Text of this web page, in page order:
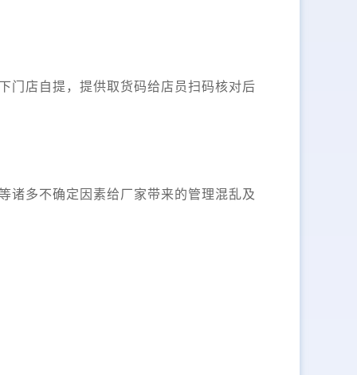
门店自提，提供取货码给店员扫码核对后
诸多不确定因素给厂家带来的管理混乱及